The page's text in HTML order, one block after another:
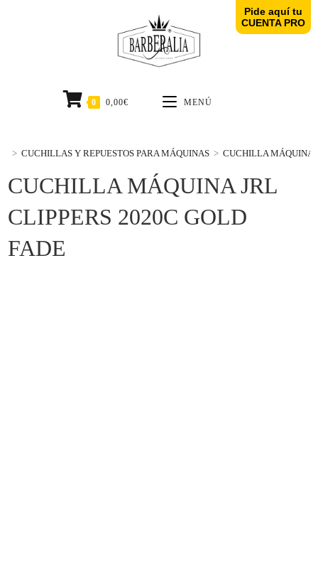
0 0,00€ MENÚ
CUCHILLA MÁQUINA JRL
CLIPPERS 2020C GOLD
FADE
> CUCHILLAS Y REPUESTOS PARA MÁQUINAS > CUCHILLA MÁQUINA
Pide aquí tu
CUENTA PRO